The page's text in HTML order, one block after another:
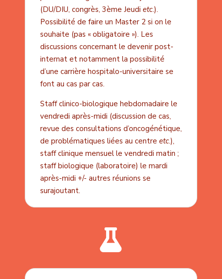
(DU/DIU, congrès, 3ème Jeudi etc.).
Possibilité de faire un Master 2 si on le
souhaite (pas « obligatoire »). Les
discussions concernant le devenir post-
internat et notamment la possibilité
d’une carrière hospitalo-universitaire se
font au cas par cas.
Staff clinico-biologique hebdomadaire le
vendredi après-midi (discussion de cas,
revue des consultations d’oncogénétique,
de problématiques liées au centre etc.),
staff clinique mensuel le vendredi matin ;
staff biologique (laboratoire) le mardi
après-midi +/- autres réunions se
surajoutant.
